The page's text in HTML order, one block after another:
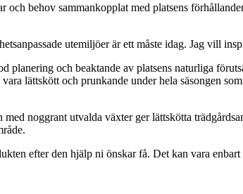
behov sammankopplat med platsens
utemiljöer är ett måste idag. Jag vill
och beaktande av platsens naturliga
lättskött och prunkande under hela säsongen
noggrant utvalda växter ger lättskötta
efter den hjälp ni önskar få. Det kan vara